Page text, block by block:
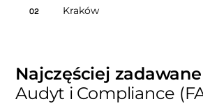
02 Kraków
Najczęściej
Audyt i Compliance